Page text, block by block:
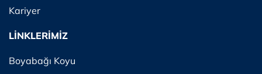
Kariyer
LİNKLERİMİZ
Boyabağı Koyu